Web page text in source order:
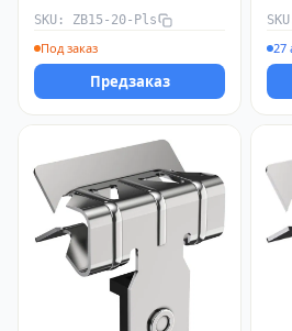
SKU: ZB15-20-Pls
Под заказ
Предзаказ
27